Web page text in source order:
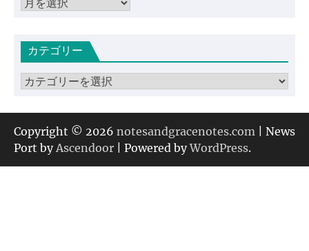
イカテゴリー
カ
ゴ
リ
ー
Copyright © 2026 notesandgracenotes.com | News
Port byAscendoor | Powered byWordPress.